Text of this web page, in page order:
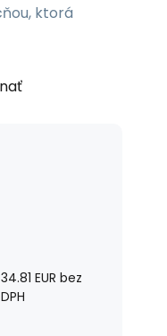
ktorá
34.81 EUR bez
DPH